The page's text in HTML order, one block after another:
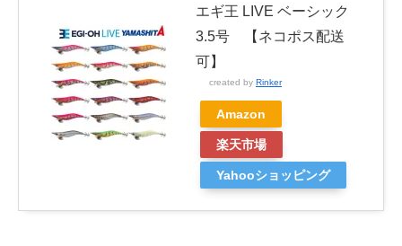
エギ王 LIVE ベーシック
3.5号 【ネコポス配送
可】
created by Rinker
Amazon
楽天市場
Yahooショッピング